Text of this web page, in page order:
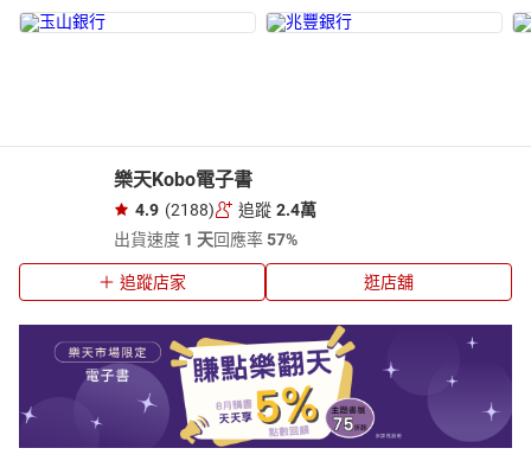
樂天Kobo電子書
4.9 (2188) 追蹤 2.4萬
出貨速度 1 天回應率57%
追蹤店家 逛店舖